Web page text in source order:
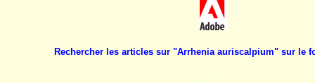
Rechercher les articles sur "Arrhenia auriscalpium" sur le